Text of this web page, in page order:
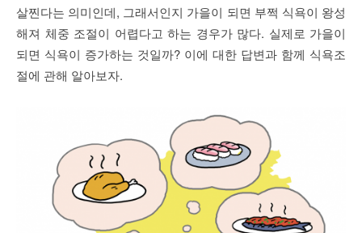
살찐다는 의미인데, 그래서인지 가을이 되면 부쩍 식욕이 왕성
해져 체중 조절이 어렵다고 하는 경우가 많다. 실제로 가을이
되면 식욕이 증가하는 것일까? 이에 대한 답변과 함께 식욕조
절에 관해 알아보자.